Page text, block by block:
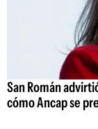
San Román
cómo Ancap se